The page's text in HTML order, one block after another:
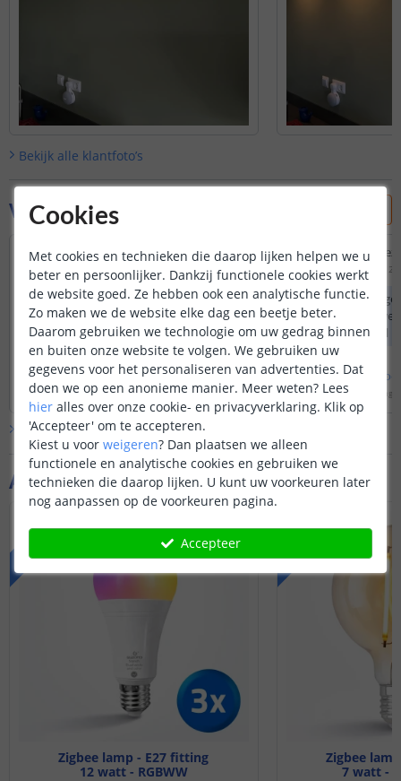
Aanvullende producten
VOORDEELSET
Zigbee lamp - E27 fitting
12 watt - RGBWW
VOORDEELSET
Zigbee
7 watt -
Bekijk alle klantfoto’s
Vraag & antwoord
Zijn er ook firmware/ota updates voor
deze lamp?
Door Jeroen op donderdag 29 december 2022
In de lamp zit geen firmware en
eventuele updates worden gedaan via
de Philips Hue Bridge.
Disclaimer: mogelijk werken niet alle
uitgebreide functies die de Hue-app
biedt met dit product. Basisfuncties
zoals aan- en uitzetten, dimmen,
kleurbediening etc werken wel.
Bekijkhele antwoord
Door Priscilla op vrijdag 30 december 2022
Van welk merk is
Chris dinsdag 12
Deze lamp heeft
uiteraard is het wel
welke compatibel
Philips Hue
Disclaimer:
biedt met dit
zoals aan- en
kleurbediening etc
Bekijkhele
Door Priscilla op dinsdag
Bekijk alle Vraag & antwoord
Cookies
Met cookies en technieken die daarop lijken helpen we u
beter en persoonlijker. Dankzij functionele cookies werkt
de website goed. Ze hebben ook een analytische functie.
Zo maken we de website elke dag een beetje beter.
Daarom gebruiken we technologie om uw gedrag binnen
en buiten onze website te volgen. We gebruiken uw
gegevens voor het personaliseren van advertenties. Dat
doen we op een anonieme manier. Meer weten? Lees
hier alles over onze cookie- en privacyverklaring. Klik op
'Accepteer' om te accepteren.
Kiest u voor weigeren? Dan plaatsen we alleen
functionele en analytische cookies en gebruiken we
technieken die daarop lijken. U kunt uw voorkeuren later
nog aanpassen op de voorkeuren pagina.
Accepteer